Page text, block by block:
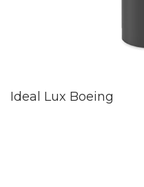
Ideal Lux Boeing